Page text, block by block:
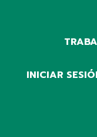
INICIAR